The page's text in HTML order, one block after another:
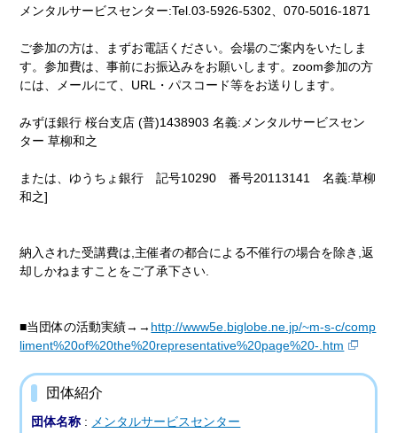
メンタルサービスセンター:Tel.03-5926-5302、070-5016-1871
ご参加の方は、まずお電話ください。会場のご案内をいたしま
す。参加費は、事前にお振込みをお願いします。zoom参加の方
には、メールにて、URL・パスコード等をお送りします。
みずほ銀行 桜台支店 (普)1438903 名義:メンタルサービスセン
ター 草柳和之
または、ゆうちょ銀行 記号10290 番号20113141 名義:草柳
和之]
納入された受講費は,主催者の都合による不催行の場合を除き,返
却しかねますことをご了承下さい.
■当団体の活動実績→→ http://www5e.biglobe.ne.jp/~m-s-c/comp
liment%20of%20the%20representative%20page%20-.htm
団体紹介
団体名称 : メンタルサービスセンター